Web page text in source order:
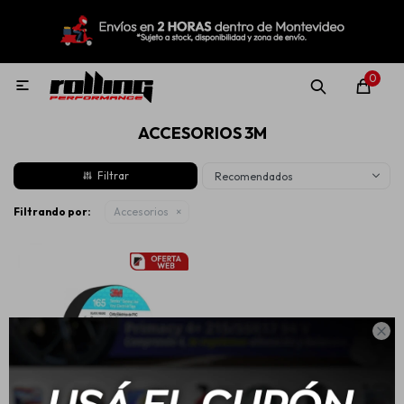

0

ACCESORIOS 3M
Recomendados
Filtrando por: Accesorios
MI CUENTA
Nuevo! Rolling Repuestos
Llantas
Aditivos